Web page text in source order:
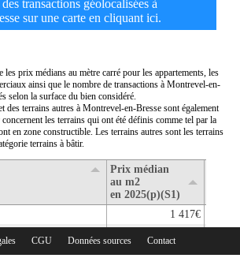
CGU Données sources Contact
transactions géolocalisées à
sur une carte en cliquant ici.
les prix médians au mètre carré pour les appartements, les
ainsi que le nombre de transactions à Montrevel-en-
selon la surface du bien considéré.
des terrains autres à Montrevel-en-Bresse sont également
les terrains qui ont été définis comme tel par la
en zone constructible. Les terrains autres sont les terrains
terrains à bâtir.
Prix médian
au m2
en 2025(p)(S1)
1 417€
à 80 m2